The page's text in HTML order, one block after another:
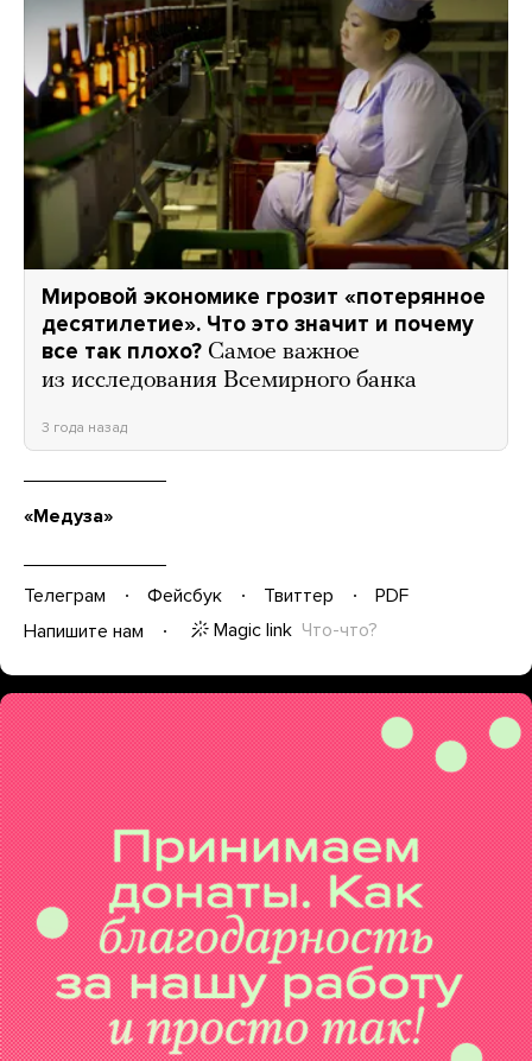
Мировой экономике грозит «потерянное
десятилетие». Что это значит и почему
все так плохо? Самое важное
из исследования Всемирного банка
3 года назад
«Медуза»
Телеграм Фейсбук Твиттер
PDF
Напишите нам
Magic link Что-что?